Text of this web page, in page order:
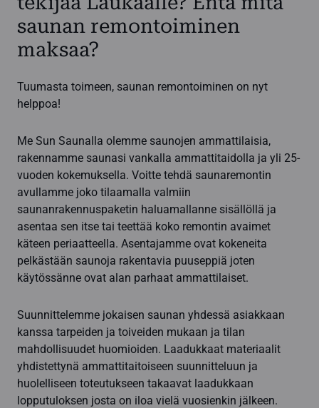
saunan remontoiminen
maksaa?
Tuumasta toimeen, saunan remontoiminen on nyt
helppoa!
Me Sun Saunalla olemme saunojen ammattilaisia,
rakennamme saunasi vankalla ammattitaidolla ja yli 25-
vuoden kokemuksella. Voitte tehdä saunaremontin
avullamme joko tilaamalla valmiin
saunanrakennuspaketin haluamallanne sisällöllä ja
asentaa sen itse tai teettää koko remontin avaimet
käteen periaatteella. Asentajamme ovat kokeneita
pelkästään saunoja rakentavia puuseppiä joten
käytössänne ovat alan parhaat ammattilaiset.
Suunnittelemme jokaisen saunan yhdessä asiakkaan
kanssa tarpeiden ja toiveiden mukaan ja tilan
mahdollisuudet huomioiden. Laadukkaat materiaalit
yhdistettynä ammattitaitoiseen suunnitteluun ja
huolelliseen toteutukseen takaavat laadukkaan
lopputuloksen josta on iloa vielä vuosienkin jälkeen.